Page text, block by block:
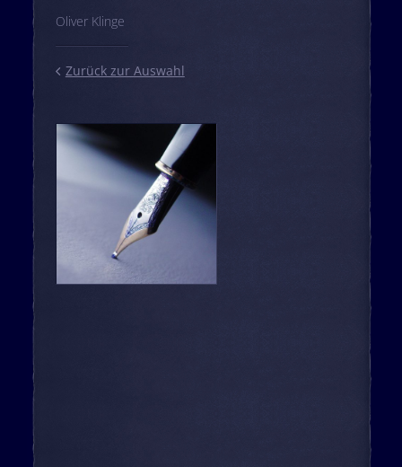
Oliver Klinge
Zurück zur Auswahl